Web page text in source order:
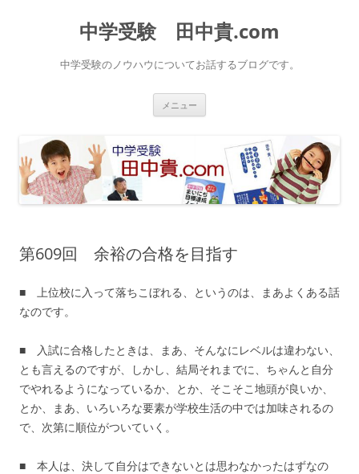
中学受験 田中貴.com
中学受験のノウハウについてお話するブログです。
メニュー
ス
キ
ッ
プ
第609回 余裕の合格を目指す
■ 上位校に入って落ちこぼれる、というのは、まあよくある話
なのです。
■ 入試に合格したときは、まあ、そんなにレベルは違わない、
とも言えるのですが、しかし、結局それまでに、ちゃんと自分
でやれるようになっているか、とか、そこそこ地頭が良いか、
とか、まあ、いろいろな要素が学校生活の中では加味されるの
で、次第に順位がついていく。
■ 本人は、決して自分はできないとは思わなかったはずなの